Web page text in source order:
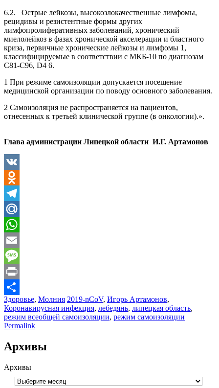
6.2. Острые лейкозы, высокозлокачественные лимфомы,
рецидивы и резистентные формы других
лимфопролиферативных заболеваний, хронический
миелолейкоз в фазах хронической акселерации и бластного
криза, первичные хронические лейкозы и лимфомы 1,
классифицируемые в соответствии с МКБ-10 по диагнозам
С81-С96, D4 6.
1 При режиме самоизоляции допускается посещение
медицинской организации по поводу основного заболевания.
2 Самоизоляция не распространяется на пациентов,
отнесенных к третьей клинической группе (в онкологии).».
Глава администрации Липецкой области И.Г. Артамонов
VK
Odnoklassniki
Telegram
Mail.Ru
WhatsApp
Email
Message
Print
Отправить
Здоровье, Молния 2019-nCoV, Игорь Артамонов,
Коронавирусная инфекция, лебедянь, липецкая область,
режим всеобщей самоизоляции, режим самоизоляции
Permalink
Архивы
Архивы